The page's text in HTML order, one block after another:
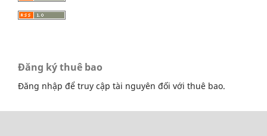
Đăng ký thuê bao
Đăng nhập để truy cập tài nguyên đối với thuê bao.